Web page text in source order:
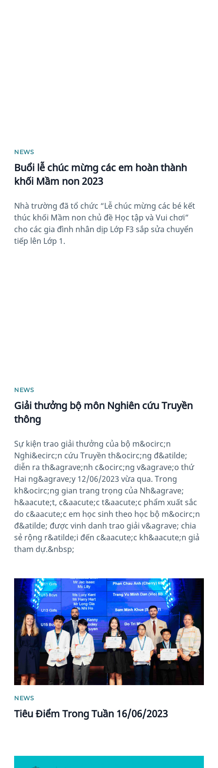
NEWS
Buổi lễ chúc mừng các em hoàn thành
khối Mầm non 2023
Nhà trường đã tổ chức “Lễ chúc mừng các bé kết
thúc khối Mầm non chủ đề Học tập và Vui chơi”
cho các gia đình nhân dịp Lớp F3 sắp sửa chuyển
tiếp lên Lớp 1.
NEWS
Giải thưởng bộ môn Nghiên cứu Truyền
thông
Sự kiện trao giải thưởng của bộ m&ocirc;n
Nghi&ecirc;n cứu Truyền th&ocirc;ng đ&atilde;
diễn ra th&agrave;nh c&ocirc;ng v&agrave;o thứ
Hai ng&agrave;y 12/06/2023 vừa qua. Trong
kh&ocirc;ng gian trang trọng của Nh&agrave;
h&aacute;t, c&aacute;c t&aacute;c phẩm xuất sắc
do c&aacute;c em học sinh theo học bộ m&ocirc;n
đ&atilde; được vinh danh trao giải v&agrave; chia
sẻ rộng r&atilde;i đến c&aacute;c kh&aacute;n giả
tham dự.&nbsp;
News image
NEWS
Tiêu Điểm Trong Tuần 16/06/2023